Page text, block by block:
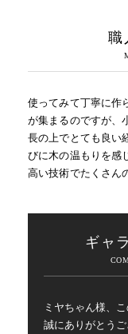
職
使ってみて丁寧に作
が集まるのですが、
長の上でとても良い
びに木の温もりを感
高い技術でたくさん
ギャ
ミヤちゃん様、
誠にありがとう